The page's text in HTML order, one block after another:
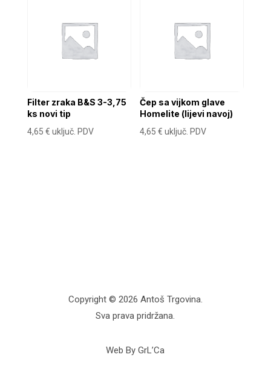
Filter zraka B&S 3-3,75
ks novi tip
4,65 € uključ. PDV
Čep sa vijkom glave
Homelite (lijevi navoj)
4,65€ uključ. PDV
Copyright © 2026 Antoš Trgovina.
Sva prava pridržana.
Web By GrL’Ca